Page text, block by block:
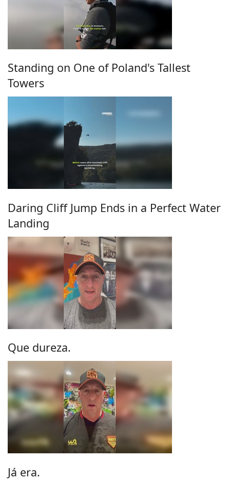
Standing on One of Poland's Tallest
Towers
Daring Cliff Jump Ends in a Perfect Water
Landing
Que dureza.
Já era.